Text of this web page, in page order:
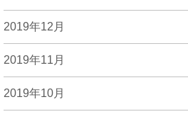
2019年12月
2019年11月
2019年10月